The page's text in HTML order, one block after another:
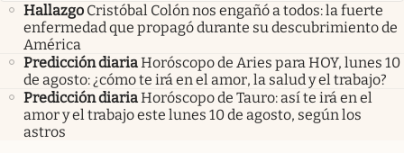
Hallazgo Cristóbal Colón nos engañó a todos: la fuerte
enfermedad que propagó durante su descubrimiento de
América
Predicción diariaHoróscopo de Aries para HOY, lunes 10
de agosto: ¿cómo te irá en el amor, la salud y el trabajo?
Predicción diariaHoróscopo de Tauro: así te irá en el
amor y el trabajo este lunes 10 de agosto, según los
astros